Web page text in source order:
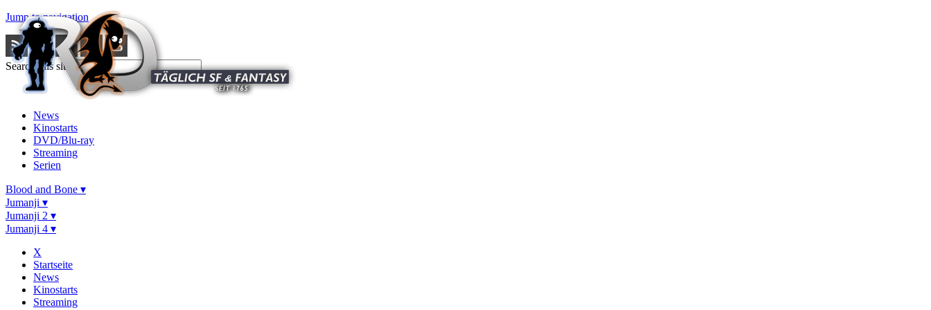
Jump to navigation
Search this site
News
Kinostarts
DVD/Blu-ray
Streaming
Serien
Blood and Bone ▾
Jumanji ▾
Jumanji 2 ▾
Jumanji 4 ▾
X
Startseite
News
Kinostarts
Streaming